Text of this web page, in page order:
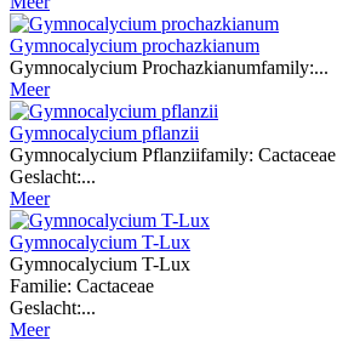
Gymnocalycium prochazkianum
Gymnocalycium Prochazkianumfamily:...
Meer
Gymnocalycium pflanzii
Gymnocalycium Pflanziifamily: Cactaceae
Geslacht:...
Meer
Gymnocalycium T-Lux
Gymnocalycium T-Lux
Familie: Cactaceae
Geslacht:...
Meer